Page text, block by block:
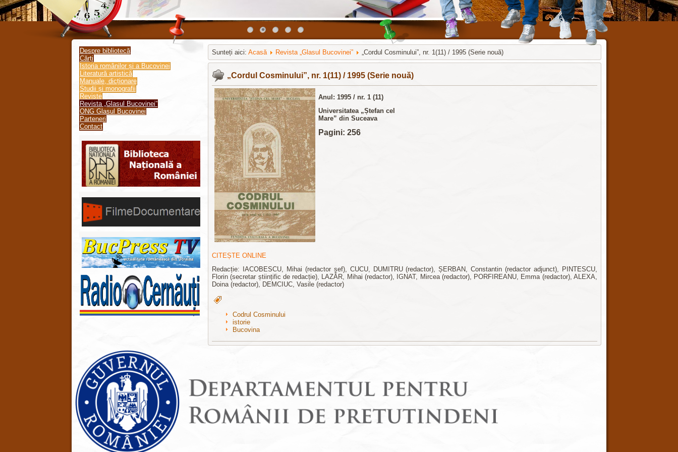
Despre bibliotecă
Cărți
Istoria românilor și a Bucovinei
Literatură artistică
Manuale, dicționare
Studii și monografii
Reviste
Revista „Glasul Bucovinei”
ONG Glasul Bucovinei
Parteneri
Contact
Sunteți aici: Acasă Revista „Glasul Bucovinei” „Cordul Cosminului”, nr. 1(11) / 1995 (Serie nouă)
Joomla модули на
„Cordul Cosminului”, nr. 1(11) / 1995 (Serie nouă)
Anul: 1995 / nr. 1 (11)
Universitatea „Ștefan cel
Mare” din Suceava
Pagini: 256
CITEȘTE ONLINE
Redacție: IACOBESCU, Mihai (redactor șef), CUCU, DUMITRU (redactor), ȘERBAN, Constantin (redactor adjunct), PINTESCU,
Florin (secretar științific de redacție), LAZĂR, Mihai (redactor), IGNAT, Mircea (redactor), PORFIREANU, Emma (redactor), ALEXA,
Doina (redactor), DEMCIUC, Vasile (redactor)
Codrul Cosminului
istorie
Bucovina